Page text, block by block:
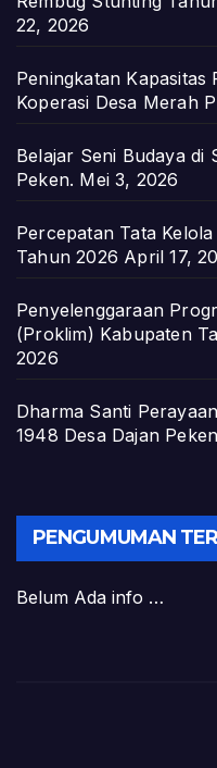
22, 2026
Peningkatan Kapasitas
Koperasi Desa Merah
Belajar Seni Budaya di
Peken. Mei 3, 2026
Percepatan Tata
Tahun 2026 April 17,
Penyelenggaraan
(Proklim) Kabupaten
2026
Dharma Santi
1948 Desa Dajan Peken
PENGUMUMAN
Belum Ada info …